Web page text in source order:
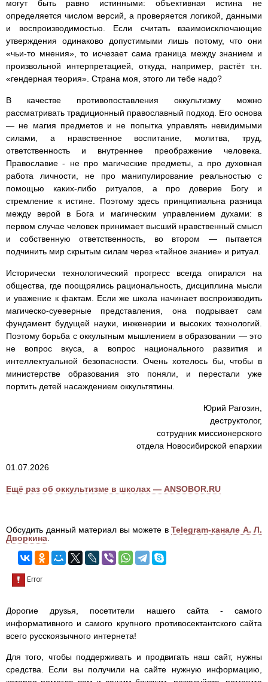
могут быть равно истинными: объективная истина не
определяется числом версий, а проверяется логикой, данными
и воспроизводимостью. Если считать взаимоисключающие
утверждения одинаково допустимыми лишь потому, что они
«чьи-то мнения», то исчезает сама граница между знанием и
произвольной интерпретацией, откуда, например, растёт т.н.
«гендерная теория». Страна моя, этого ли тебе надо?
В качестве противопоставления оккультизму можно
рассматривать традиционный православный подход. Его основа
— не магия предметов и не попытка управлять невидимыми
силами, а нравственное воспитание, молитва, труд,
ответственность и внутреннее преображение человека.
Православие - не про магические предметы, а про духовная
работа личности, не про манипулирование реальностью с
помощью каких-либо ритуалов, а про доверие Богу и
стремление к истине. Поэтому здесь принципиальна разница
между верой в Бога и магическим управлением духами: в
первом случае человек принимает высший нравственный смысл
и собственную ответственность, во втором — пытается
подчинить мир скрытым силам через «тайное знание» и ритуал.
Исторически технологический прогресс всегда опирался на
общества, где поощрялись рациональность, дисциплина мысли
и уважение к фактам. Если же школа начинает воспроизводить
магическо-суеверные представления, она подрывает сам
фундамент будущей науки, инженерии и высоких технологий.
Поэтому борьба с оккультным мышлением в образовании — это
не вопрос вкуса, а вопрос национального развития и
интеллектуальной безопасности. Очень хотелось бы, чтобы в
министерстве образования это поняли, и перестали уже
портить детей насаждением оккультятины.
Юрий Рагозин,
деструктолог,
сотрудник миссионерского
отдела Новосибирской епархии
01.07.2026
Ещё раз об оккультизме в школах — ANSOBOR.RU
Обсудить данный материал вы можете в Telegram-канале А. Л.
Дворкина
Дорогие друзья, посетители нашего сайта - самого
информативного и самого крупного противосектантского сайта
всего русскоязычного интернета!
Для того, чтобы поддерживать и продвигать наш сайт, нужны
средства. Если вы получили на сайте нужную информацию,